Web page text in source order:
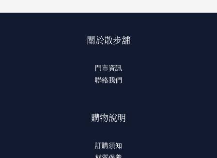
關於散步舖
門市資訊
聯絡我們
購物說明
訂購須知